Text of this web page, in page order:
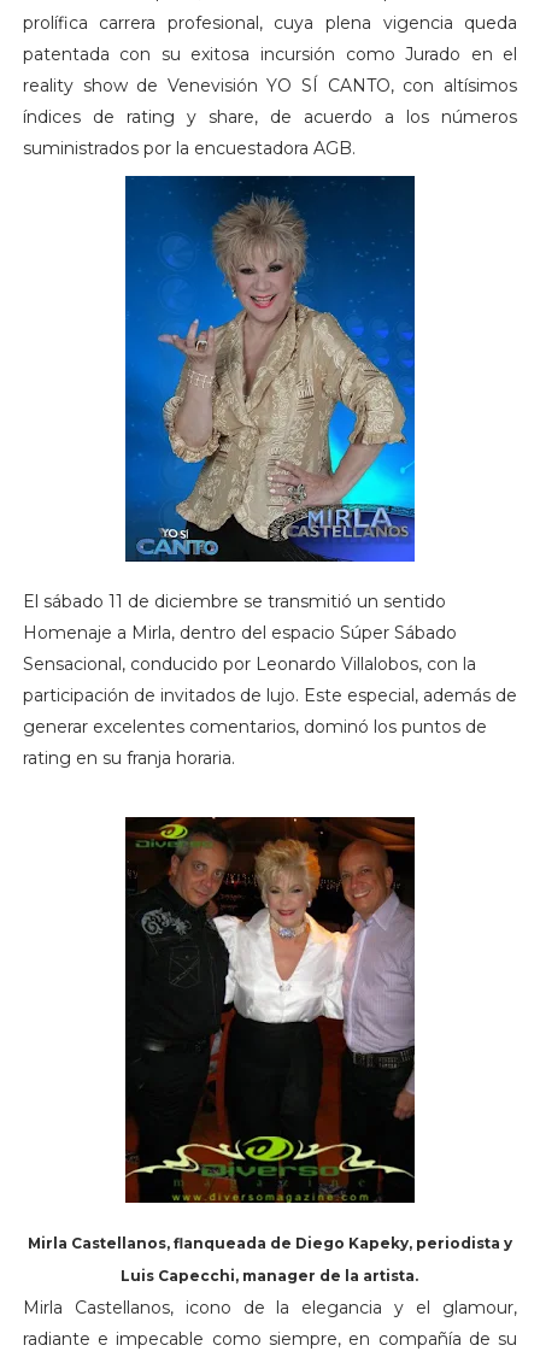
prolífica carrera profesional, cuya plena vigencia queda
patentada con su exitosa incursión como Jurado en el
reality show de Venevisión YO SÍ CANTO, con altísimos
índices de rating y share, de acuerdo a los números
suministrados por la encuestadora AGB.
El sábado 11 de diciembre se transmitió un sentido
Homenaje a Mirla, dentro del espacio Súper Sábado
Sensacional, conducido por Leonardo Villalobos, con la
participación de invitados de lujo. Este especial, además de
generar excelentes comentarios, dominó los puntos de
rating en su franja horaria.
Mirla Castellanos, flanqueada de Diego Kapeky, periodista y
Luis Capecchi, manager de la artista.
Mirla Castellanos, icono de la elegancia y el glamour,
radiante e impecable como siempre, en compañía de su